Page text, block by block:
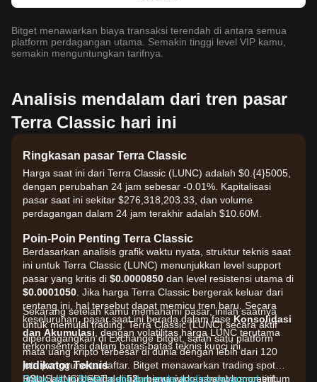
Bitget menawarkan biaya transaksi terendah di antara semua
platform perdagangan utama. Semakin tinggi level VIP kamu,
semakin menguntungkan tarifnya.
Analisis mendalam dari tren pasar
Terra Classic hari ini
Ringkasan pasar Terra Classic
Harga saat ini dari Terra Classic (LUNC) adalah $0.{​4}5005,
dengan perubahan 24 jam sebesar -0.01%. Kapitalisasi
pasar saat ini sekitar $276,318,203.33, dan volume
perdagangan dalam 24 jam terakhir adalah $10.60M.
Poin-Poin Penting Terra Classic
Berdasarkan analisis grafik waktu nyata, struktur teknis saat
ini untuk Terra Classic (LUNC) menunjukkan level support
pasar yang kritis di $0.0000850 dan level resistensi utama di
$0.0001050 . Jika harga Terra Classic bergerak keluar dari
rentang ini, hal tersebut dapat memicu tren baru. Secara
keseluruhan, pasar saat ini berada dalam fase Konsolidasi
dan Akumulasi , dengan volatilitas harga LUNC terutama
terkonsentrasi dalam batas-batas teknis kunci ini.
Indikator Teknis
RSI:Saat ini berada di52, menunjukkan bahwa momentum
Sekarang setelah kamu memahami pasar, inilah saatnya
untuk memulai trading. Terra Classic (LUNC) secara aktif
diperdagangkan di Exchange Bitget, salah satu platform
mata uang kripto terbesar di dunia dengan lebih dari 120
juta pengguna terdaftar. Bitget menawarkan trading spot
untuk LUNC/USDT dengan biaya yang sangat kompetitif,
Daftar akun Bitget gratis dan mulai trading sekarang!